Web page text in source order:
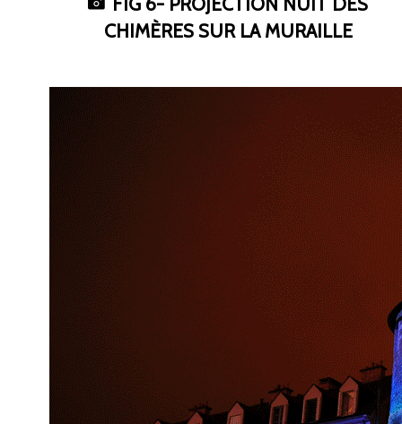
CHIMÈRES SUR LA MURAILLE